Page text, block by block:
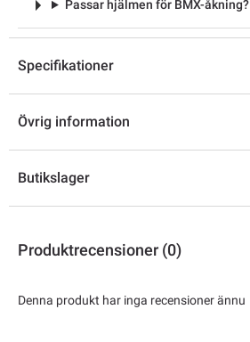
Passar hjälmen för BMX-åkning?
Specifikationer
Övrig information
Butikslager
Produktrecensioner (0)
Denna produkt har inga recensioner ännu